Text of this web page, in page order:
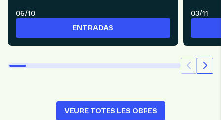
06/10
ENTRADAS
03/11
VEURE TOTES LES OBRES